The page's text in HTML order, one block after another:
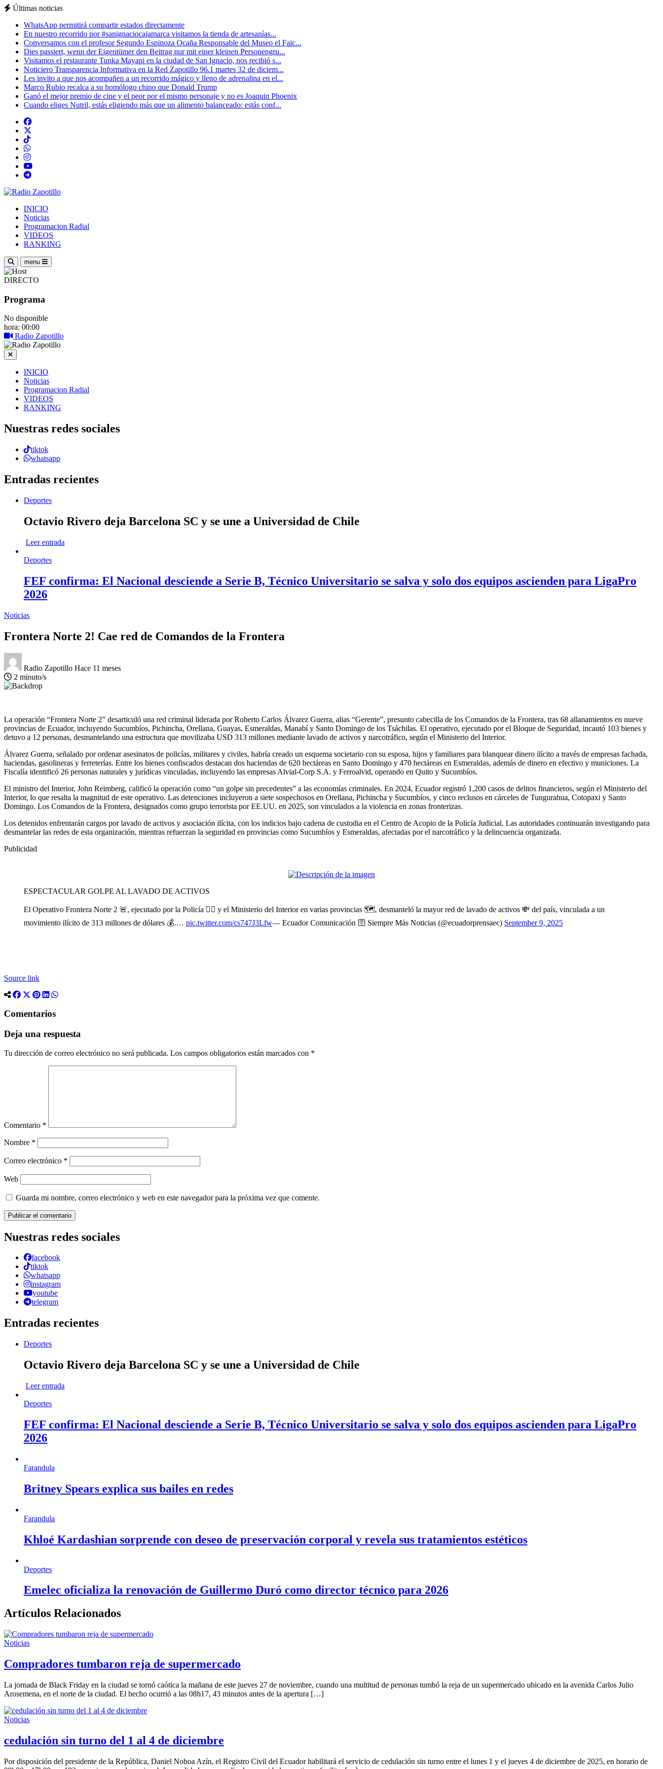
Últimas noticias
WhatsApp permitirá compartir estados directamente
En nuestro recorrido por #sanignaciocajamarca visitamos la tienda de artesanías...
Conversamos con el profesor Segundo Espinoza Ocaña Responsable del Museo el Faic...
Dies passiert, wenn der Eigentümer den Beitrag nur mit einer kleinen Personengru...
Visitamos el restaurante Tunka Mayani en la ciudad de San Ignacio, nos recibió s...
Noticiero Transparencia Informativa en la Red Zapotillo 96.1 martes 32 de diciem...
Les invito a que nos acompañen a un recorrido mágico y lleno de adrenalina en el...
Marco Rubio recalca a su homólogo chino que Donald Trump
Ganó el mejor premio de cine y el peor por el mismo personaje y no es Joaquin Phoenix
Cuando eliges Nutril, estás eligiendo más que un alimento balanceado: estás conf...
INICIO
Noticias
Programacion Radial
VIDEOS
RANKING
menu
DIRECTO
Programa
No disponible
hora: 00:00
Radio Zapotillo
INICIO
Noticias
Programacion Radial
VIDEOS
RANKING
Nuestras redes sociales
tiktok
whatsapp
Entradas recientes
Deportes
Octavio Rivero deja Barcelona SC y se une a Universidad de Chile
Leer entrada
Deportes
FEF confirma: El Nacional desciende a Serie B, Técnico Universitario se salva y solo dos equipos ascienden para LigaPro
2026
Noticias
Frontera Norte 2! Cae red de Comandos de la Frontera
Radio Zapotillo Hace 11 meses
2 minuto/s
La operación “Frontera Norte 2” desarticuló una red criminal liderada por Roberto Carlos Álvarez Guerra, alias “Gerente”, presunto cabecilla de los Comandos de la Frontera, tras 68 allanamientos en nueve
provincias de Ecuador, incluyendo Sucumbíos, Pichincha, Orellana, Guayas, Esmeraldas, Manabí y Santo Domingo de los Tsáchilas. El operativo, ejecutado por el Bloque de Seguridad, incautó 103 bienes y
detuvo a 12 personas, desmantelando una estructura que movilizaba USD 313 millones mediante lavado de activos y narcotráfico, según el Ministerio del Interior.
Álvarez Guerra, señalado por ordenar asesinatos de policías, militares y civiles, habría creado un esquema societario con su esposa, hijos y familiares para blanquear dinero ilícito a través de empresas fachada,
haciendas, gasolineras y ferreterías. Entre los bienes confiscados destacan dos haciendas de 620 hectáreas en Santo Domingo y 470 hectáreas en Esmeraldas, además de dinero en efectivo y municiones. La
Fiscalía identificó 26 personas naturales y jurídicas vinculadas, incluyendo las empresas Alvial-Corp S.A. y Ferroalvid, operando en Quito y Sucumbíos.
El ministro del Interior, John Reimberg, calificó la operación como “un golpe sin precedentes” a las economías criminales. En 2024, Ecuador registró 1,200 casos de delitos financieros, según el Ministerio del
Interior, lo que resalta la magnitud de este operativo. Las detenciones incluyeron a siete sospechosos en Orellana, Pichincha y Sucumbíos, y cinco reclusos en cárceles de Tungurahua, Cotopaxi y Santo
Domingo. Los Comandos de la Frontera, designados como grupo terrorista por EE.UU. en 2025, son vinculados a la violencia en zonas fronterizas.
Los detenidos enfrentarán cargos por lavado de activos y asociación ilícita, con los indicios bajo cadena de custodia en el Centro de Acopio de la Policía Judicial. Las autoridades continuarán investigando para
desmantelar las redes de esta organización, mientras refuerzan la seguridad en provincias como Sucumbíos y Esmeraldas, afectadas por el narcotráfico y la delincuencia organizada.
Publicidad
ESPECTACULAR GOLPE AL LAVADO DE ACTIVOS
El Operativo Frontera Norte 2 🚨, ejecutado por la Policía 👮‍♂️ y el Ministerio del Interior en varias provincias 🗺️, desmanteló la mayor red de lavado de activos 💸 del país, vinculada a un
movimiento ilícito de 313 millones de dólares 💰.… pic.twitter.com/cs747J3Lfw— Ecuador Comunicación 🛜 Siempre Más Noticias (@ecuadorprensaec) September 9, 2025
Source link
Comentarios
Deja una respuesta
Tu dirección de correo electrónico no será publicada. Los campos obligatorios están marcados con *
Comentario *
Nombre *
Correo electrónico *
Web
Guarda mi nombre, correo electrónico y web en este navegador para la próxima vez que comente.
Nuestras redes sociales
facebook
tiktok
whatsapp
instagram
youtube
telegram
Entradas recientes
Deportes
Octavio Rivero deja Barcelona SC y se une a Universidad de Chile
Leer entrada
Deportes
FEF confirma: El Nacional desciende a Serie B, Técnico Universitario se salva y solo dos equipos ascienden para LigaPro
2026
Farandula
Britney Spears explica sus bailes en redes
Farandula
Khloé Kardashian sorprende con deseo de preservación corporal y revela sus tratamientos estéticos
Deportes
Emelec oficializa la renovación de Guillermo Duró como director técnico para 2026
Artículos Relacionados
Noticias
Compradores tumbaron reja de supermercado
La jornada de Black Friday en la ciudad se tornó caótica la mañana de este jueves 27 de noviembre, cuando una multitud de personas tumbó la reja de un supermercado ubicado en la avenida Carlos Julio
Arosemena, en el norte de la ciudad. El hecho ocurrió a las 08h17, 43 minutos antes de la apertura […]
Noticias
cedulación sin turno del 1 al 4 de diciembre
Por disposición del presidente de la República, Daniel Noboa Azín, el Registro Civil del Ecuador habilitará el servicio de cedulación sin turno entre el lunes 1 y el jueves 4 de diciembre de 2025, en horario de